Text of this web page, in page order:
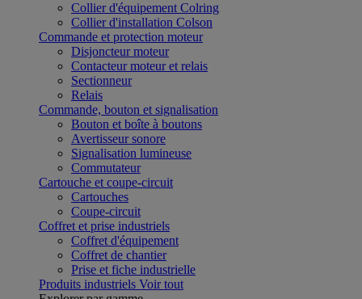
Collier d'équipement Colring
Collier d'installation Colson
Commande et protection moteur
Disjoncteur moteur
Contacteur moteur et relais
Sectionneur
Relais
Commande, bouton et signalisation
Bouton et boîte à boutons
Avertisseur sonore
Signalisation lumineuse
Commutateur
Cartouche et coupe-circuit
Cartouches
Coupe-circuit
Coffret et prise industriels
Coffret d'équipement
Coffret de chantier
Prise et fiche industrielle
Produits industriels Voir tout